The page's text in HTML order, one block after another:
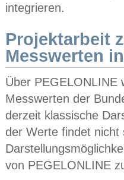
integrieren.
Projektarbeit
Messwerten
Über PEGELONLINE
Messwerten der
derzeit klassische
der Werte findet
von PEGELONLINE